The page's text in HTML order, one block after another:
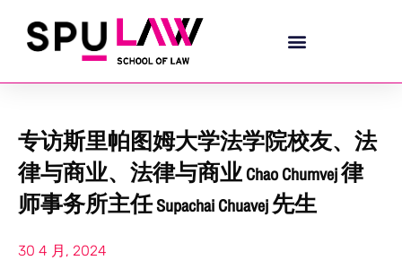
专访斯里帕图姆大学法学院校友、法
律与商业、法律与商业 Chao Chumvej 律
师事务所主任 Supachai Chuavej 先生
30 4 月, 2024